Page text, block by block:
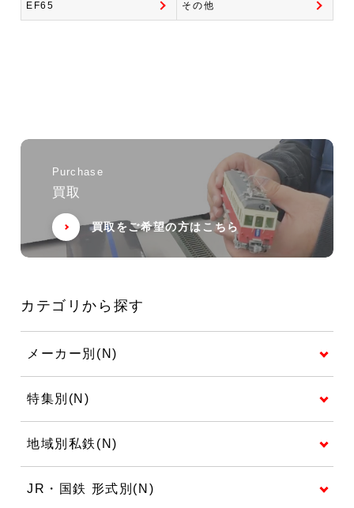
EF65 その他
Purchase
買取
買取をご希望の方はこちら
カテゴリから探す
メーカー別(N)
特集別(N)
地域別私鉄(N)
JR・国鉄 形式別(N)